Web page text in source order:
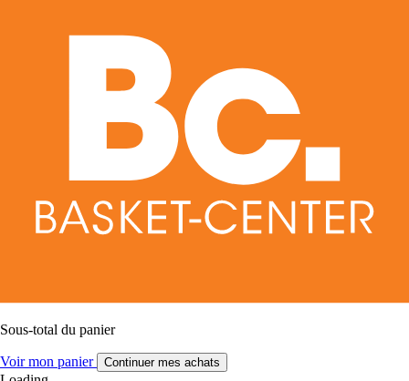
Sous-total du panier
Voir mon panier Continuer mes achats